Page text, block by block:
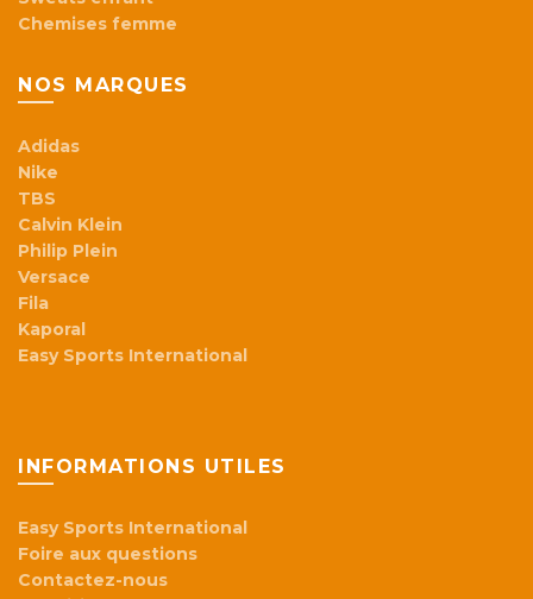
Chemises femme
NOS MARQUES
Adidas
Nike
TBS
Calvin Klein
Philip Plein
Versace
Fila
Kaporal
Easy Sports International
INFORMATIONS UTILES
Easy Sports International
Foire aux questions
Contactez-nous